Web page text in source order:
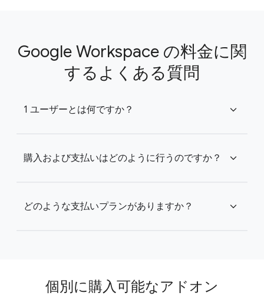
Google Workspace の料金に関
するよくある質問
1 ユーザーとは何ですか？ expand_more
購入および支払いはどのように行うのですか？ expand_more
どのような支払いプランがありますか？ expand_more
個別に購入可能なアドオン